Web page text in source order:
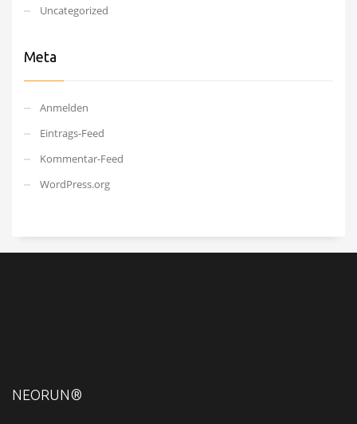
Uncategorized
Meta
Anmelden
Eintrags-Feed
Kommentar-Feed
WordPress.org
NEORUN®